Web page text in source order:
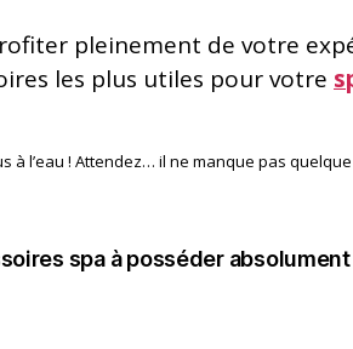
pleinement de votre
les plus utiles pour votre
à l’eau ! Attendez… il ne manque pas
spa à posséder absolument